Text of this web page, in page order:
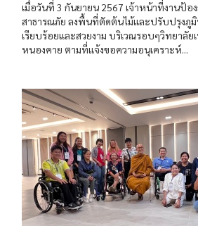
เมื่อวันที่ 3 กันยายน 2567 เจ้าหน้าที่งานป้อ
สาธารณภัย ลงพื้นที่ตัดต้นไม้และปรับปรุงภู
เรียบร้อยและสวยงาม บริเวณรอบๆวิทยาลัย
หนองคาย ตามที่แจ้งขอความอนุเคราะห์...